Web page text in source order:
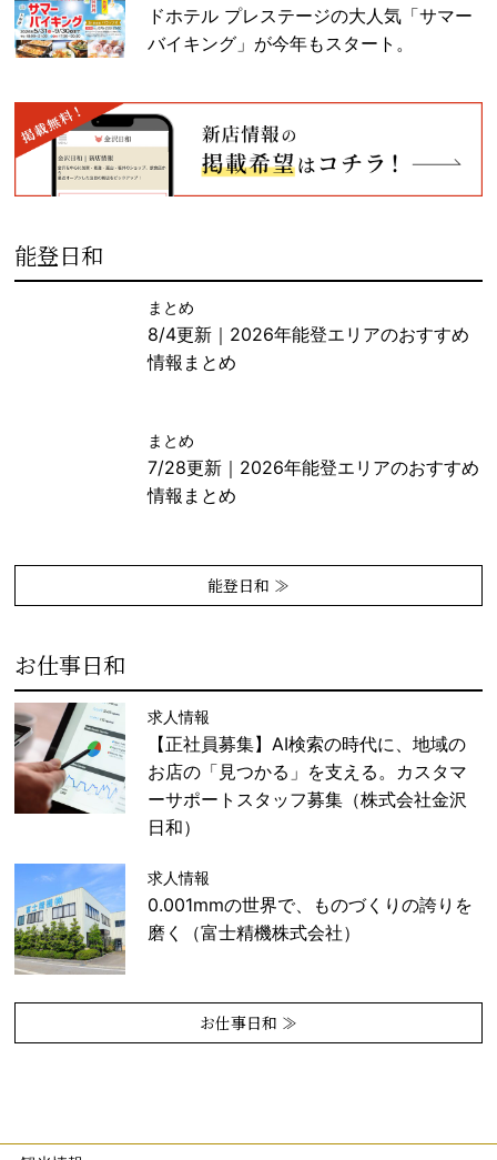
ドホテル プレステージの大人気「サマー
バイキング」が今年もスタート。
能登日和
まとめ
8/4更新｜2026年能登エリアのおすすめ
情報まとめ
まとめ
7/28更新｜2026年能登エリアのおすすめ
情報まとめ
能登日和 ≫
お仕事日和
求人情報
【正社員募集】AI検索の時代に、地域の
お店の「見つかる」を支える。カスタマ
ーサポートスタッフ募集（株式会社金沢
日和）
求人情報
0.001mmの世界で、ものづくりの誇りを
磨く（富士精機株式会社）
お仕事日和 ≫